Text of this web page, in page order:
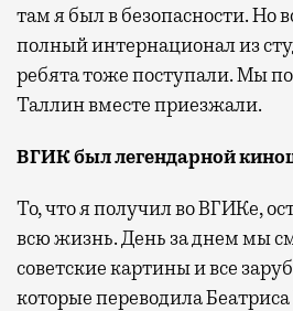
там я был в безопасности. Но
полный интернационал из
ребята тоже поступали. Мы
Таллин вместе приезжали.
ВГИК был легендарной
То, что я получил во ВГИКе,
всю жизнь. День за днем мы
советские картины и все
которые переводила